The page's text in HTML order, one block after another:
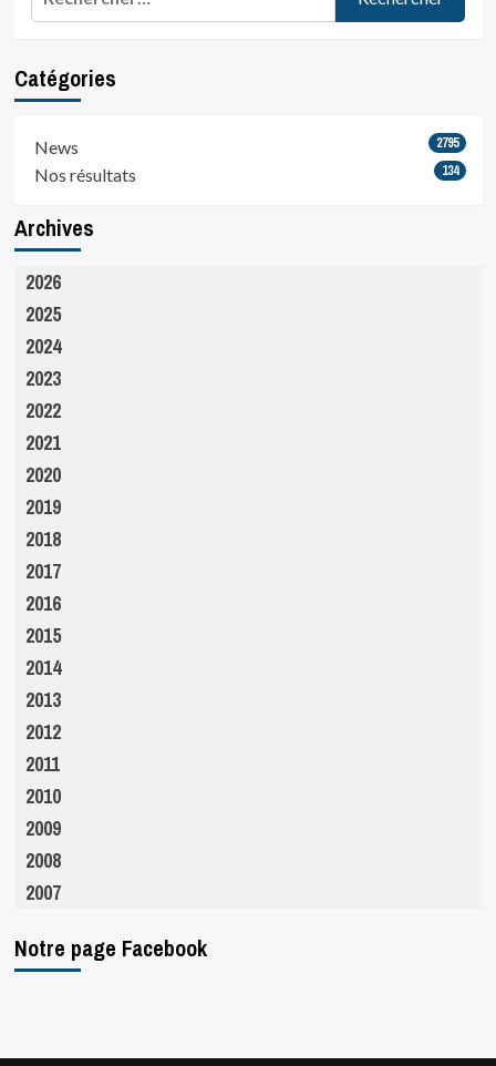
Catégories
News 2795
Nos résultats 134
Archives
2026
2025
2024
2023
2022
2021
2020
2019
2018
2017
2016
2015
2014
2013
2012
2011
2010
2009
2008
2007
Notre page Facebook